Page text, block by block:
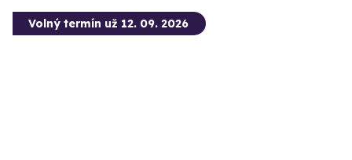
Volný termín už 12. 09. 2026